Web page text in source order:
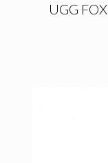
מגפי האגג דגם נוימל פרווה UGG FOX